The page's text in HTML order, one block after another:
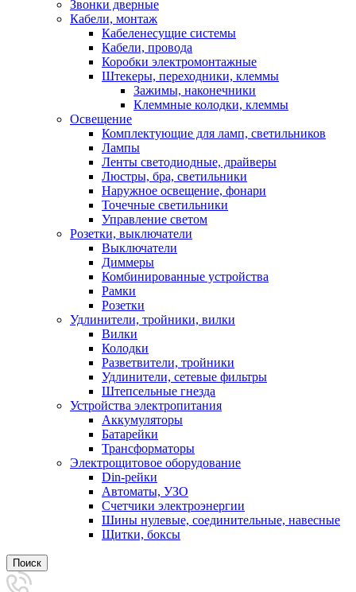
Звонки дверные
Кабели, монтаж
Кабеленесущие системы
Кабели, провода
Коробки электромонтажные
Штекеры, переходники, клеммы
Зажимы, наконечники
Клеммные колодки, клеммы
Освещение
Комплектующие для ламп, светильников
Лампы
Ленты светодиодные, драйверы
Люстры, бра, светильники
Наружное освещение, фонари
Точечные светильники
Управление светом
Розетки, выключатели
Выключатели
Диммеры
Комбинированные устройства
Рамки
Розетки
Удлинители, тройники, вилки
Вилки
Колодки
Разветвители, тройники
Удлинители, сетевые фильтры
Штепсельные гнезда
Устройства электропитания
Аккумуляторы
Батарейки
Трансформаторы
Электрощитовое оборудование
Din-рейки
Автоматы, УЗО
Счетчики электроэнергии
Шины нулевые, соединительные, навесные
Щитки, боксы
Поиск